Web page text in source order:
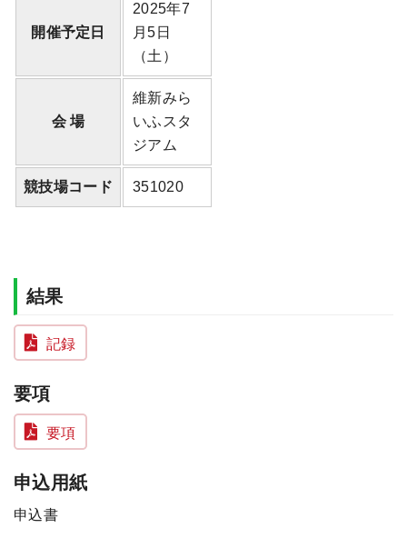
開催予定日
2025年7
月5日
（土）
会 場
維新みら
いふスタ
ジアム
競技場コード 351020
結果
記録
要項
要項
申込用紙
申込書